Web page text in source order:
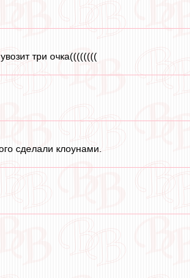
три очка((((((((
сделали клоунами.